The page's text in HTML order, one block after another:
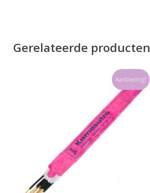
Go To Shop
Gerelateerde producten
Aanbieding!